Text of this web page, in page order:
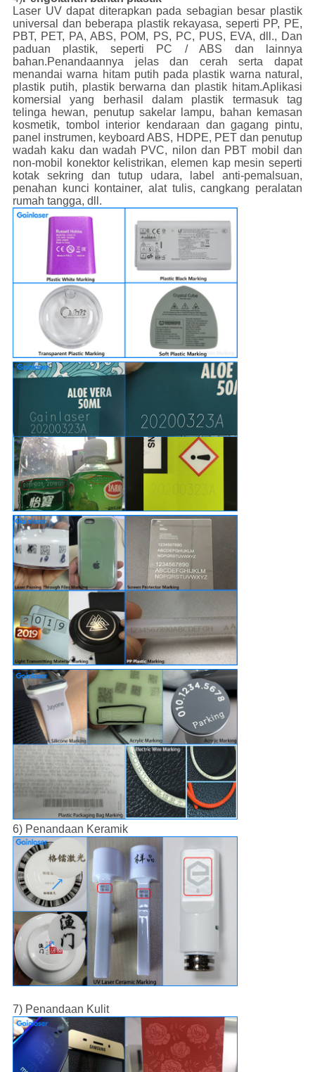
Laser UV dapat diterapkan pada sebagian besar plastik
universal dan beberapa plastik rekayasa, seperti PP, PE,
PBT, PET, PA, ABS, POM, PS, PC, PUS, EVA, dll., Dan
paduan plastik, seperti PC / ABS dan lainnya
bahan.Penandaannya jelas dan cerah serta dapat
menandai warna hitam putih pada plastik warna natural,
plastik putih, plastik berwarna dan plastik hitam.Aplikasi
komersial yang berhasil dalam plastik termasuk tag
telinga hewan, penutup sakelar lampu, bahan kemasan
kosmetik, tombol interior kendaraan dan gagang pintu,
panel instrumen, keyboard ABS, HDPE, PET dan penutup
wadah kaku dan wadah PVC, nilon dan PBT mobil dan
non-mobil konektor kelistrikan, elemen kap mesin seperti
kotak sekring dan tutup udara, label anti-pemalsuan,
penahan kunci kontainer, alat tulis, cangkang peralatan
rumah tangga, dll.
6) Penandaan Keramik
7) Penandaan Kulit